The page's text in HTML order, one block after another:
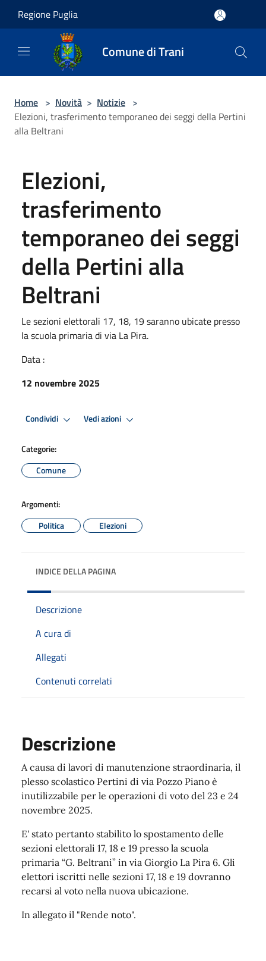
Regione Puglia
Comune di Trani
Home > Novità > Notizie >
Elezioni, trasferimento temporaneo dei seggi della Pertini
alla Beltrani
Elezioni,
trasferimento
temporaneo dei seggi
della Pertini alla
Beltrani
Le sezioni elettorali 17, 18, 19 saranno ubicate presso
la scuola primaria di via La Pira.
Data :
12 novembre 2025
Condividi Vedi azioni
Categorie:
Comune
Argomenti:
Politica
Elezioni
INDICE DELLA PAGINA
Descrizione
A cura di
Allegati
Contenuti correlati
Descrizione
A causa di lavori di manutenzione straordinaria, il
plesso scolastico Pertini di via Pozzo Piano è
inutilizzabile per le operazioni di voto del 23 e 24
novembre 2025.
E' stato pertanto stabilito lo spostamento delle
sezioni elettorali 17, 18 e 19 presso la scuola
primaria “G. Beltrani” in via Giorgio La Pira 6. Gli
elettori iscritti nelle sezioni 17, 18 e 19 dovranno
recarsi al voto nella nuova ubicazione.
In allegato il "Rende noto".